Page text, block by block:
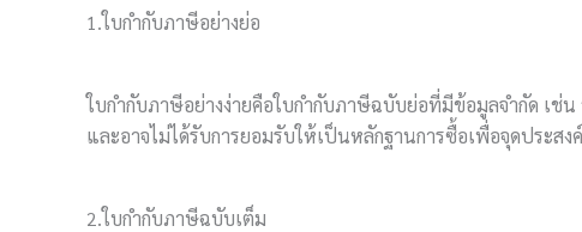
1.ใบกำกับภาษีอย่างย่อ
ใบกำกับภาษีอย่างง่ายคือใบกำกับภาษีฉบับย่อที่มีข้อมูลจำกัด เช่
และอาจไม่ได้รับการยอมรับให้เป็นหลักฐานการซื้อเพื่อจุดประส
2.ใบกำกับภาษีฉบับเต็ม